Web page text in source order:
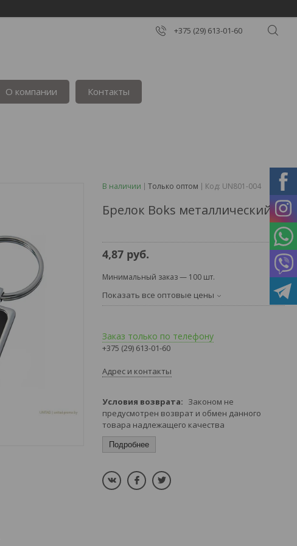
+375 (29) 613-01-60
О компании Контакты
В наличии Только оптом Код: UN801-004
Брелок Boks металлический
4,87 руб.
Минимальный заказ — 100 шт.
Показать все оптовые цены
Заказ только по телефону
+375 (29) 613-01-60
Адрес и контакты
Законом не
предусмотрен возврат и обмен данного
товара надлежащего качества
Подробнее